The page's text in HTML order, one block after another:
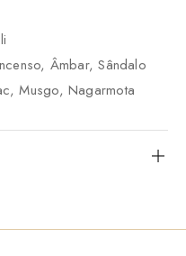
Âmbar, Sândalo
Musgo, Nagarmota